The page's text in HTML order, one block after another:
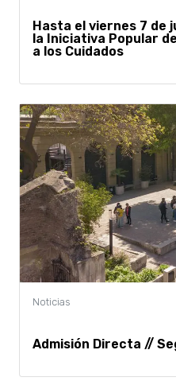
Hasta el viernes 7 de
la Iniciativa Popular
a los Cuidados
Admisión Directa //